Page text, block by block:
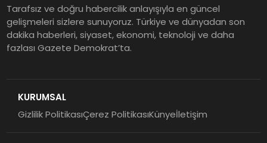
Tarafsız ve doğru habercilik anlayışıyla en güncel
gelişmeleri sizlere sunuyoruz. Türkiye ve dünyadan son
dakika haberleri, siyaset, ekonomi, teknoloji ve daha
fazlası Gazete Demokrat’ta.
KURUMSAL
Gizlilik PolitikasıÇerez PolitikasıKünyeİletişim